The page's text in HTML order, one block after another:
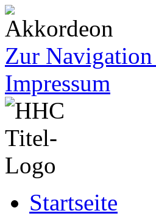
Zur
Impressum
Startseite